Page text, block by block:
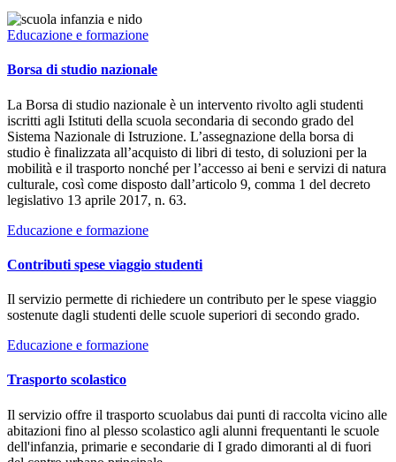
Educazione e formazione
Borsa di studio nazionale
La Borsa di studio nazionale è un intervento rivolto agli studenti
iscritti agli Istituti della scuola secondaria di secondo grado del
Sistema Nazionale di Istruzione. L’assegnazione della borsa di
studio è finalizzata all’acquisto di libri di testo, di soluzioni per la
mobilità e il trasporto nonché per l’accesso ai beni e servizi di natura
culturale, così come disposto dall’articolo 9, comma 1 del decreto
legislativo 13 aprile 2017, n. 63.
Educazione e formazione
Contributi spese viaggio studenti
Il servizio permette di richiedere un contributo per le spese viaggio
sostenute dagli studenti delle scuole superiori di secondo grado.
Educazione e formazione
Trasporto scolastico
Il servizio offre il trasporto scuolabus dai punti di raccolta vicino alle
abitazioni fino al plesso scolastico agli alunni frequentanti le scuole
dell'infanzia, primarie e secondarie di I grado dimoranti al di fuori